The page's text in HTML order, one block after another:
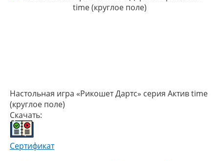
Настольная игра «Рикошет Дартс» серия Aктив time
(круглое поле)
Скачать:
Сертификат